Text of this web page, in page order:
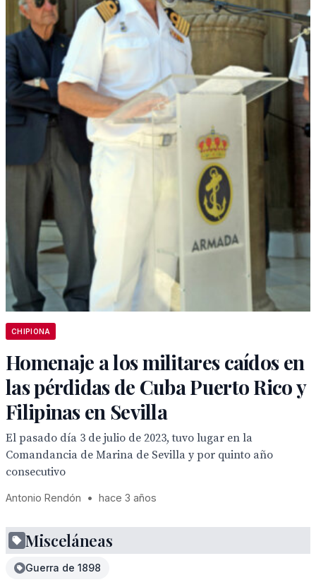
CHIPIONA
Homenaje a los militares caídos en
las pérdidas de Cuba Puerto Rico y
Filipinas en Sevilla
El pasado día 3 de julio de 2023, tuvo lugar en la
Comandancia de Marina de Sevilla y por quinto año
consecutivo
Antonio Rendón • hace 3 años
Misceláneas
Guerra de 1898